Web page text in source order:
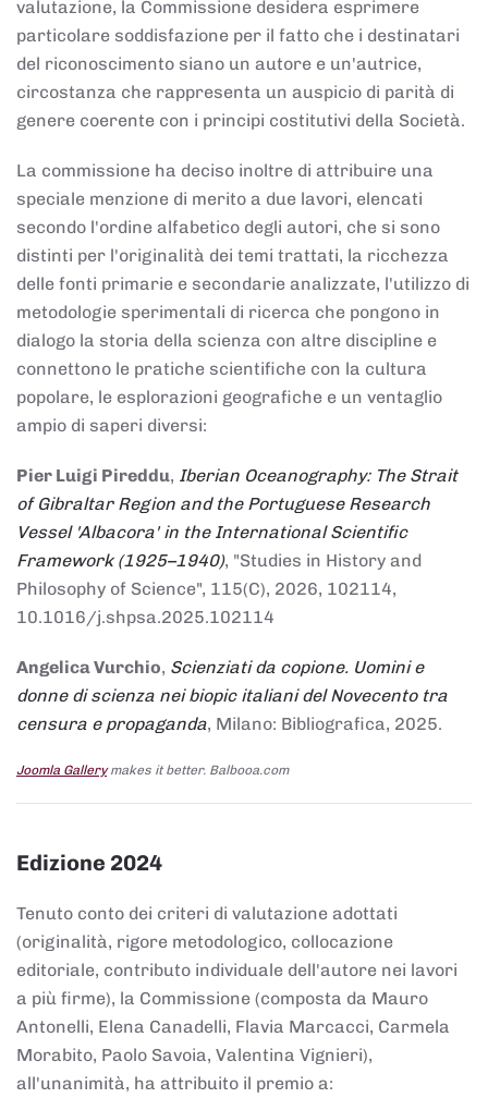
valutazione, la Commissione desidera esprimere
particolare soddisfazione per il fatto che i destinatari
del riconoscimento siano un autore e un'autrice,
circostanza che rappresenta un auspicio di parità di
genere coerente con i principi costitutivi della Società.
La commissione ha deciso inoltre di attribuire una
speciale menzione di merito a due lavori, elencati
secondo l'ordine alfabetico degli autori, che si sono
distinti per l'originalità dei temi trattati, la ricchezza
delle fonti primarie e secondarie analizzate, l'utilizzo di
metodologie sperimentali di ricerca che pongono in
dialogo la storia della scienza con altre discipline e
connettono le pratiche scientifiche con la cultura
popolare, le esplorazioni geografiche e un ventaglio
ampio di saperi diversi:
Pier Luigi Pireddu, Iberian Oceanography: The Strait
of Gibraltar Region and the Portuguese Research
Vessel 'Albacora' in the International Scientific
Framework (1925–1940), "Studies in History and
Philosophy of Science", 115(C), 2026, 102114,
10.1016/j.shpsa.2025.102114
Angelica Vurchio, Scienziati da copione. Uomini e
donne di scienza nei biopic italiani del Novecento tra
censura e propaganda, Milano: Bibliografica, 2025.
Joomla Gallerymakes it better. Balbooa.com
Edizione 2024
Tenuto conto dei criteri di valutazione adottati
(originalità, rigore metodologico, collocazione
editoriale, contributo individuale dell'autore nei lavori
a più firme), la Commissione (composta da Mauro
Antonelli, Elena Canadelli, Flavia Marcacci, Carmela
Morabito, Paolo Savoia, Valentina Vignieri),
all'unanimità, ha attribuito il premio a: